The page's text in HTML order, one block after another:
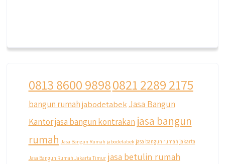
0813 8600 98980821 2289 2175
bangun rumahjabodetabek Jasa Bangun
Kantorjasa bangun kontrakan jasa bangun
rumah Jasa Bangun Rumah jabodetabek jasa bangun rumah jakarta
Jasa Bangun Rumah Jakarta Timur jasa betulin rumah